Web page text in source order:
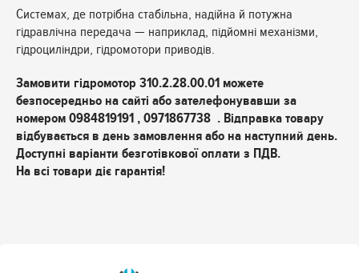
Системах, де потрібна стабільна, надійна й потужна
гідравлічна передача — наприклад, підйомні механізми,
гідроциліндри, гідромотори приводів.
Замовити гідромотор 310.2.28.00.01 можете
безпосередньо на сайті або зателефонувавши за
номером 0984819191 , 0971867738 . Відправка товару
відбувається в день замовлення або на наступний день.
Доступні варіанти безготівкової оплати з ПДВ.
На всі товари діє гарантія!